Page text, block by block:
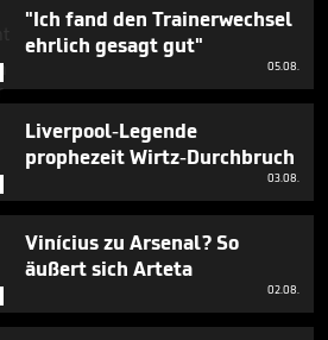
"Ich fand den Trainerwechsel
ehrlich gesagt gut"
05.08.
Liverpool-Legende
prophezeit Wirtz-Durchbruch
03.08.
Vinícius zu Arsenal? So
äußert sich Arteta
02.08.